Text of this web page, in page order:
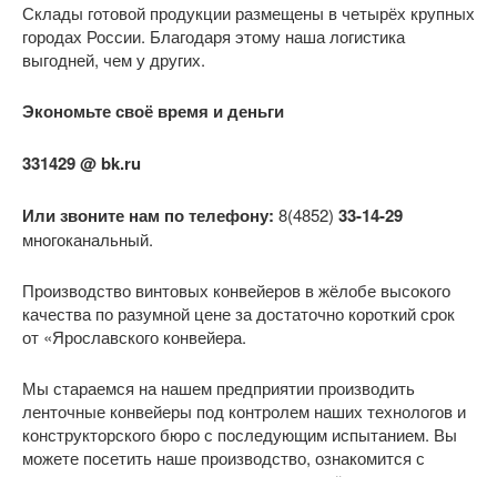
Склады готовой продукции размещены в четырёх крупных
городах России. Благодаря этому наша логистика
выгодней, чем у других.
Экономьте своё время и деньги
331429 @ bk.ru
Или звоните нам по телефону: 8(4852) 33-14-29
многоканальный.
Производство винтовых конвейеров в жёлобе высокого
качества по разумной цене за достаточно короткий срок
от «Ярославского конвейера.
Мы стараемся на нашем предприятии производить
ленточные конвейеры под контролем наших технологов и
конструкторского бюро с последующим испытанием. Вы
можете посетить наше производство, ознакомится с